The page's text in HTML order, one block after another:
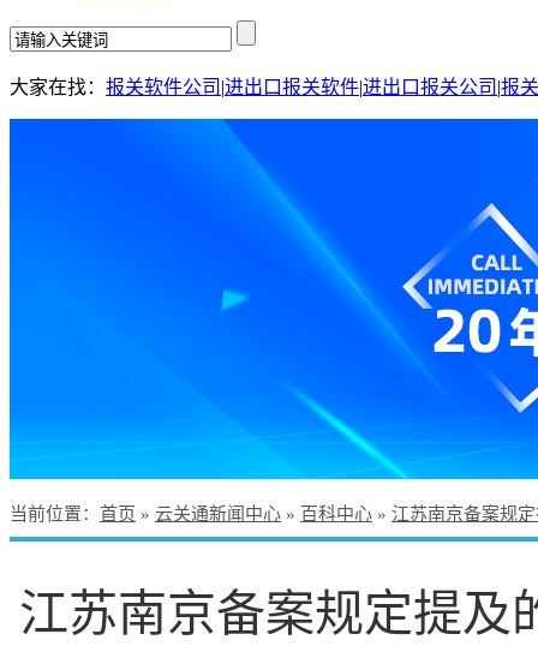
大家在找： 报关软件公司 |进出口报关软件|进出口报关公司 |报
当前位置： 首页 » 云关通新闻中心 » 百科中心 » 江苏南京备案规
江苏南京备案规定提及